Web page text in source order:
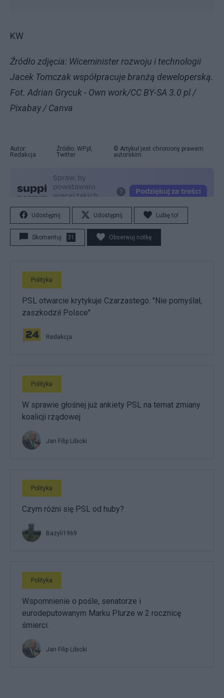
KW
Źródło zdjęcia: Wiceminister rozwoju i technologii
Jacek Tomczak współpracuje branżą deweloperską.
Fot. Adrian Grycuk - Own work/CC BY-SA 3.0 pl /
Pixabay / Canva
Autor:
Redakcja
Źródło: WP.pl,
Twitter
© Artykuł jest chroniony prawem
autorskim.
Udostępnij Udostępnij Lubię to!
Skomentuj 31 Obserwuj notkę
Polityka
PSL otwarcie krytykuje Czarzastego. "Nie pomyślał,
zaszkodził Polsce"
Redakcja
Polityka
W sprawie głośnej już ankiety PSL na temat zmiany
koalicji rządowej
Jan Filip Libicki
Polityka
Czym różni się PSL od huby?
Bazyli1969
Polityka
Wspomnienie o pośle, senatorze i
eurodeputowanym Marku Plurze w 2 rocznicę
śmierci.
Jan Filip Libicki